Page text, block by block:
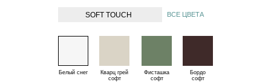
Бордо
софт
Фисташка
софт
SOFT TOUCH
Белый снег
Кварц грей
софт
ВСЕ ЦВЕТА